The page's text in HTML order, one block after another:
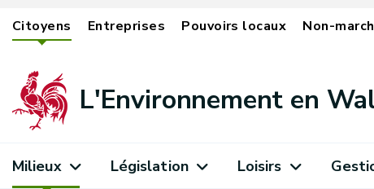
Citoyens Entreprises Pouvoirs locaux Non-
L'Environnement en
Milieux Législation Loisirs